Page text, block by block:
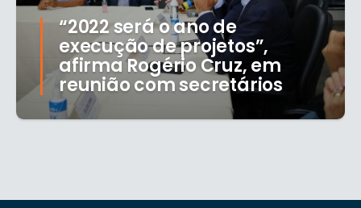
“2022 será o ano de
execução de projetos”,
afirma Rogério Cruz, em
reunião com secretários